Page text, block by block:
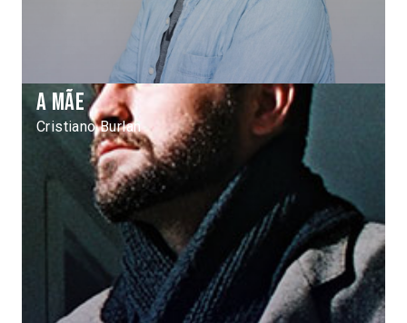
A mãe
Cristiano Burlan